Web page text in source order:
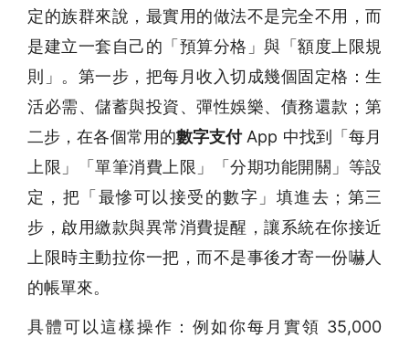
定的族群來說，最實用的做法不是完全不用，而
是建立一套自己的「預算分格」與「額度上限規
則」。第一步，把每月收入切成幾個固定格：生
活必需、儲蓄與投資、彈性娛樂、債務還款；第
二步，在各個常用的數字支付App 中找到「每月
上限」「單筆消費上限」「分期功能開關」等設
定，把「最慘可以接受的數字」填進去；第三
步，啟用繳款與異常消費提醒，讓系統在你接近
上限時主動拉你一把，而不是事後才寄一份嚇人
的帳單來。
具體可以這樣操作：例如你每月實領 35,000